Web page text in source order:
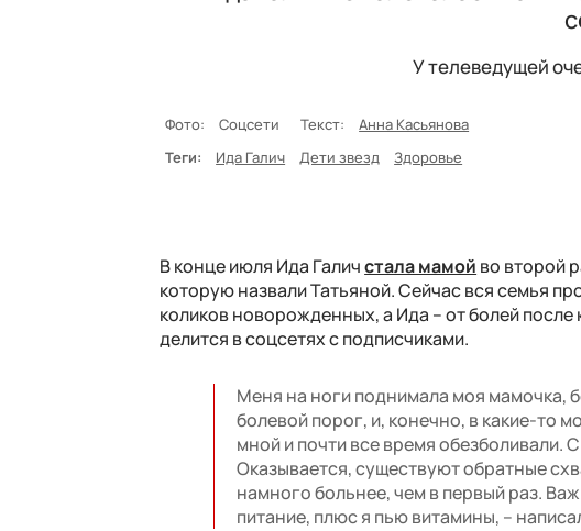
У телеведущей
Фото: Соцсети Текст: Анна Касьянова
Теги:
Ида Галич Дети звезд Здоровье
В конце июля Ида Галичстала мамой во второй
которую назвали Татьяной. Сейчас вся семья
коликов новорожденных, а Ида – от болей
делится в соцсетях с подписчиками.
Меня на ноги поднимала моя мамочка,
болевой порог, и, конечно, в какие-то
мной и почти все время обезболивали.
Оказывается, существуют обратные
намного больнее, чем в первый раз.
питание, плюс я пью витамины, –